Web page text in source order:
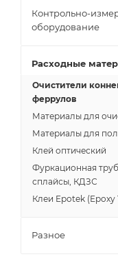
Контрольно-
оборудование
Расходные
Очистители
феррулов
Материалы для
Материалы для
Клей оптический
Фуркационная
сплайсы, КДЗС
Клеи Epotek (Epoxy
Разное